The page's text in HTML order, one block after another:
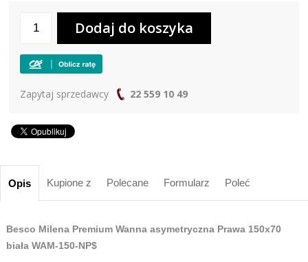
Zapytaj sprzedawcy 22 559 10 49
Opis Kupione z Polecane Formularz Poleć
Besco Milena Premium Wanna asymetryczna Prawa 150x70
biała WAM-150-NP$